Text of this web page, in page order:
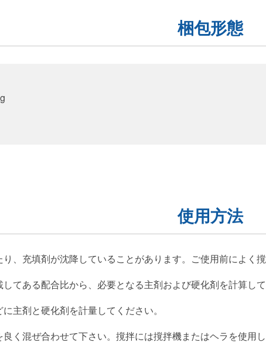
梱包形態
使用方法
、充填剤が沈降していることがあります。ご使用前によく撹
てある配合比から、必要となる主剤および硬化剤を計算して
主剤と硬化剤を計量してください。
く混ぜ合わせて下さい。撹拌には撹拌機またはヘラを使用し